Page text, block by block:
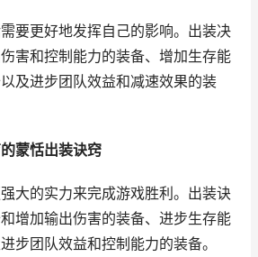
要更好地发挥自己的影响。出装决
害和控制能力的装备、增加生存能
及进步团队效益和减速效果的装
蒙恬出装诀窍
大的实力来完成游戏胜利。出装诀
增加输出伤害的装备、进步生存能
步团队效益和控制能力的装备。